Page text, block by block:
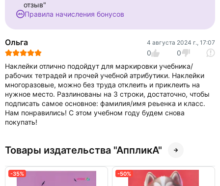
отзыв"
Правила начисления бонусов
Ольга 4 августа 2024 г., 17:07
0
0
Наклейки отлично подойдут для маркировки учебника/
рабочих тетрадей и прочей учебной атрибутики. Наклейки
многоразовые, можно без труда отклеить и приклеить на
нужное место. Разлинованы на 3 строки, достаточно, чтобы
подписать самое основное: фамилия/имя реьенка и класс.
Нам понравились! С этом учебном году будем снова
покупать!
Товары издательства "АппликА"
-35% -50%